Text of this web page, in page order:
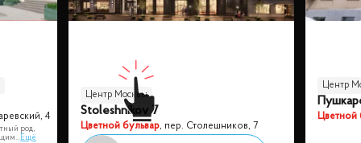
4
род,
...Ещё
Центр Москвы
Stoleshnikov 7
Цветной бульвар, пер. Столешников, 7
Центр
Цветной